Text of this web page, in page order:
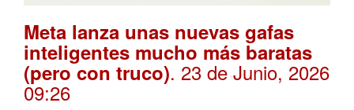
Meta lanza unas nuevas gafas
inteligentes mucho más baratas
(pero con truco). 23 de Junio, 2026
09:26